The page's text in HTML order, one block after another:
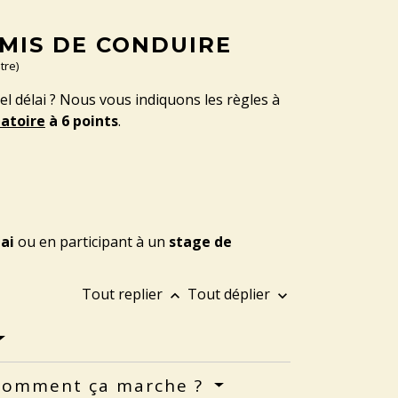
DE CONDUIRE
délai ? Nous vous indiquons les règles à
à 6 points.
ou en participant à un stage de
Tout replier keyboard_arrow_up Tout déplier keyboard_arrow_down
ça marche ?